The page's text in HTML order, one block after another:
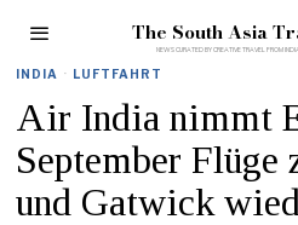
The South Asia
INDIA · LUFTFAHRT
Air India nimmt
September Flüge
und Gatwick